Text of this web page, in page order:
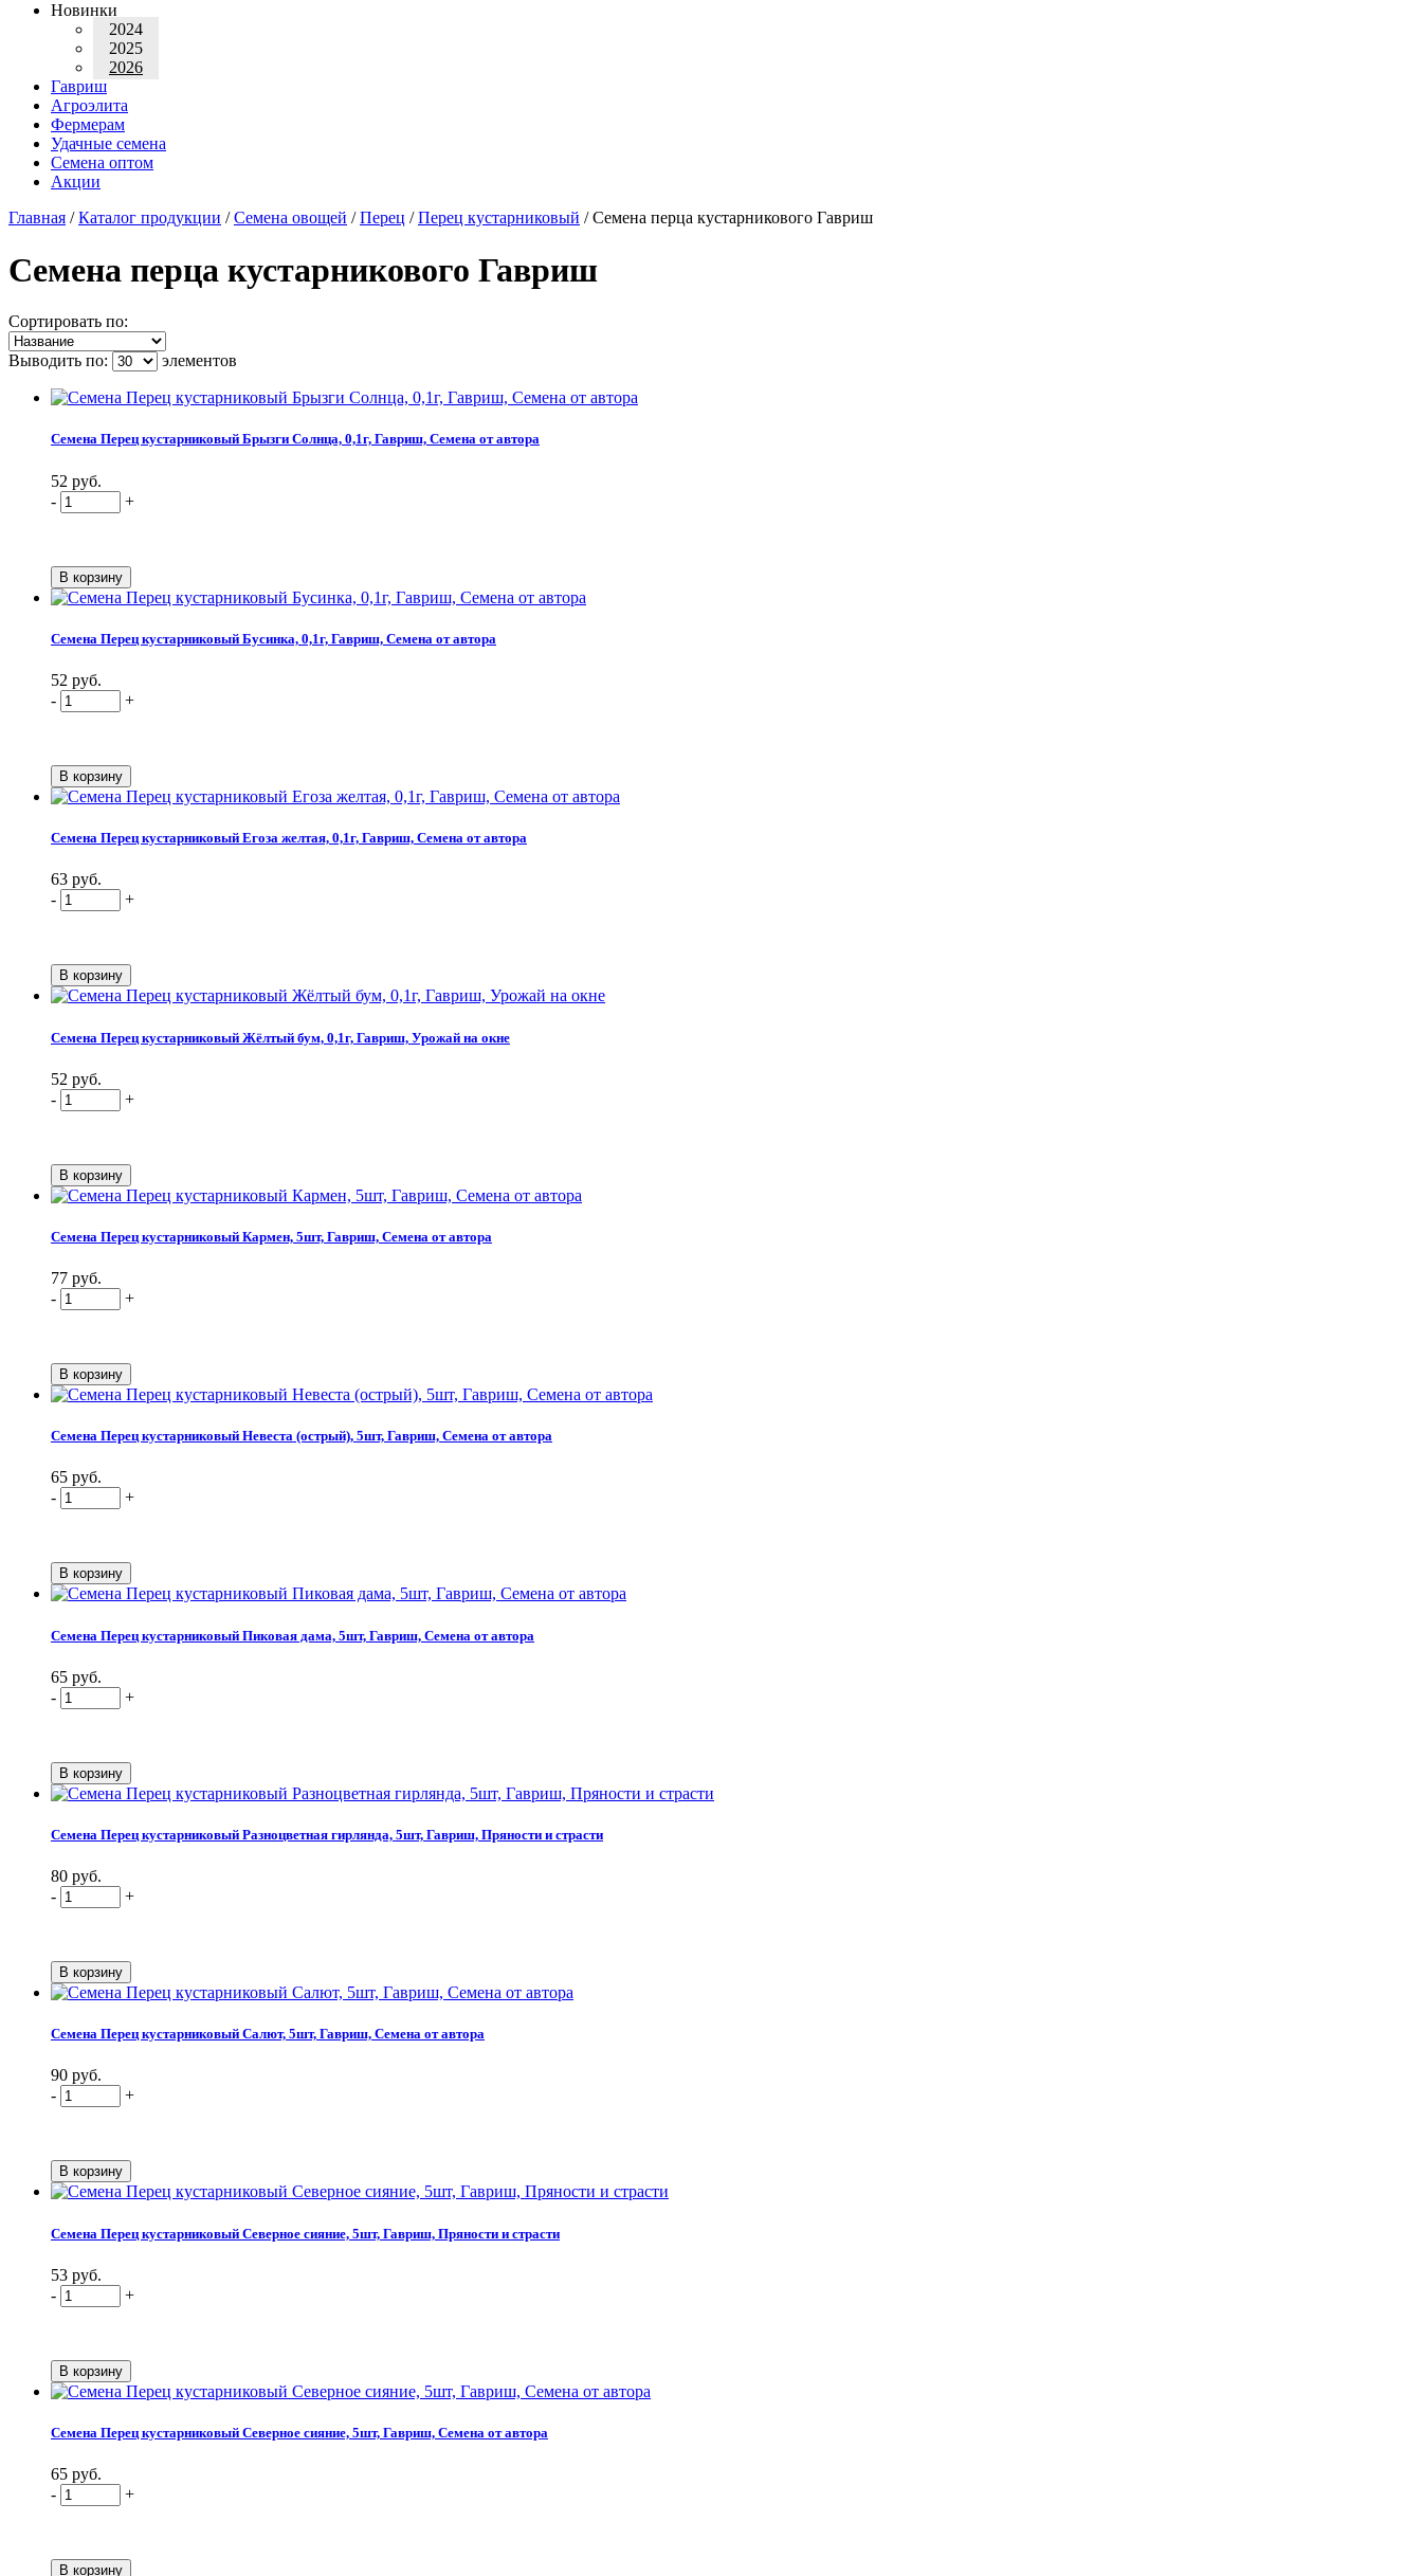
Новинки
2024
2025
2026
Гавриш
Агроэлита
Фермерам
Удачные семена
Семена оптом
Акции
Главная /Каталог продукции /Семена овощей /Перец /Перец кустарниковый /Семена перца кустарникового Гавриш
Семена перца кустарникового Гавриш
Сортировать по:
Выводить по: элементов
Семена Перец кустарниковый Брызги Солнца, 0,1г, Гавриш, Семена от автора
52 руб.
-
+
Семена Перец кустарниковый Бусинка, 0,1г, Гавриш, Семена от автора
52 руб.
-
+
Семена Перец кустарниковый Егоза желтая, 0,1г, Гавриш, Семена от автора
63 руб.
-
+
Семена Перец кустарниковый Жёлтый бум, 0,1г, Гавриш, Урожай на окне
52 руб.
-
+
Семена Перец кустарниковый Кармен, 5шт, Гавриш, Семена от автора
77 руб.
-
+
Семена Перец кустарниковый Невеста (острый), 5шт, Гавриш, Семена от автора
65 руб.
-
+
Семена Перец кустарниковый Пиковая дама, 5шт, Гавриш, Семена от автора
65 руб.
-
+
Семена Перец кустарниковый Разноцветная гирлянда, 5шт, Гавриш, Пряности и страсти
80 руб.
-
+
Семена Перец кустарниковый Салют, 5шт, Гавриш, Семена от автора
90 руб.
-
+
Семена Перец кустарниковый Северное сияние, 5шт, Гавриш, Пряности и страсти
53 руб.
-
+
Семена Перец кустарниковый Северное сияние, 5шт, Гавриш, Семена от автора
65 руб.
-
+